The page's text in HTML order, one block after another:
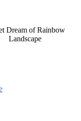
Dream of Rainbow
Landscape